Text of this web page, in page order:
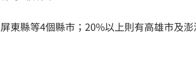
東縣等4個縣市；20%以上則有高雄市及澎